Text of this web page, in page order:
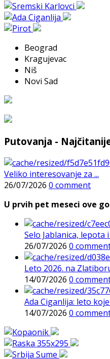
Beograd
Kragujevac
Niš
Novi Sad
Putovanja -
Veliko interesovanje za ...
26/07/2026 0 comment
U prvih pet meseci ove
Selo Jablanica, lepota
26/07/2026 0
Leto 2026. na
14/07/2026 0
Ada Ciganlija: leto
14/07/2026 0